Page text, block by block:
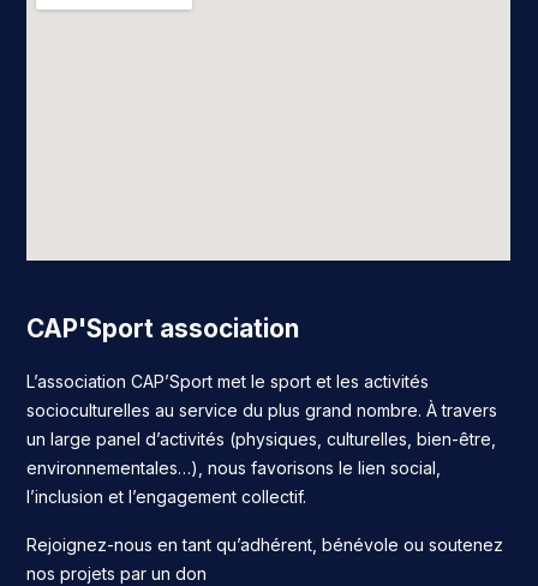
CAP'Sport association
L’association CAP’Sport met le sport et les activités
socioculturelles au service du plus grand nombre. À travers
un large panel d’activités (physiques, culturelles, bien-être,
environnementales…), nous favorisons le lien social,
l’inclusion et l’engagement collectif.
Rejoignez-nous en tant qu’adhérent, bénévole ou soutenez
nos projets par un don